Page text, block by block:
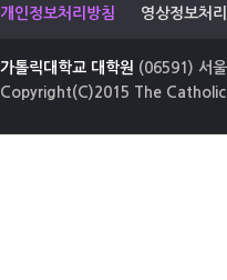
개인정보처리방침 영상정보처
가톨릭대학교 대학원 (06591) 서
Copyright(C)2015 The